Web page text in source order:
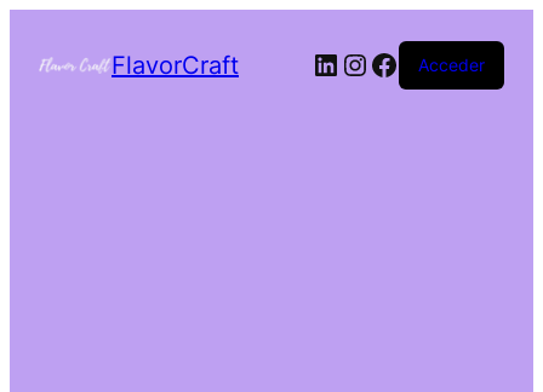
FlavorCraft Acceder